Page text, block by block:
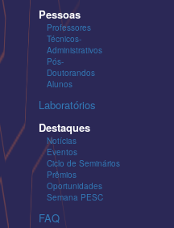
Pessoas
Professores
Técnicos-
Administrativos
Pós-
Doutorandos
Alunos
Laboratórios
Destaques
Notícias
Eventos
Ciclo de Seminários
Prêmios
Oportunidades
Semana PESC
FAQ